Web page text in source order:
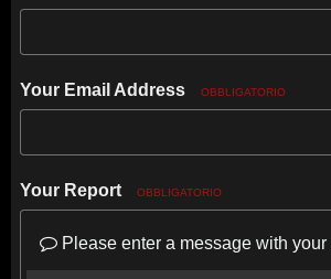
Your Email Address OBBLIGATORIO
Your Report OBBLIGATORIO
Please enter a message with your